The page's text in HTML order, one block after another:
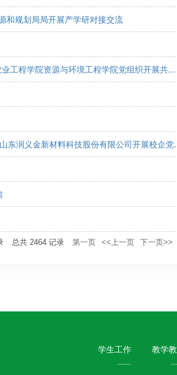
规划局局开展产学研对接交流
工程学院资源与环境工程学院党组织开展共...
润义金新材料科技股份有限公司开展校企党
总共 2464 记录 第一页 <<上一页 下一页>>
学生工作 教学